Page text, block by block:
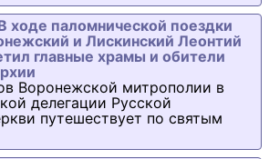
ходе паломнической поездки
и Лискинский Леонтий
главные храмы и обители
Воронежской митрополии в
делегации Русской
путешествует по святым